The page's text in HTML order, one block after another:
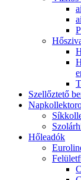
Szellőztető
Hőleadók